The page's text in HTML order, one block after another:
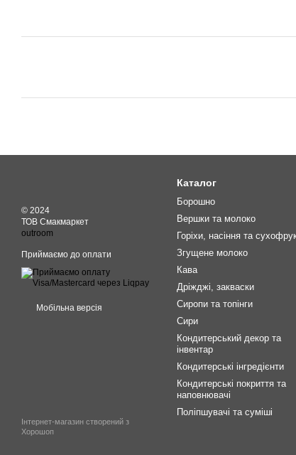
© 2024
ТОВ Смакмаркет
outroom
Приймаємо до оплати
Мобільна версія
Інтернет-магазин створений з
Хорошоп
Каталог
Борошно
Вершки та молоко
Горіхи, насіння та
Згущене молоко
Кава
Дріжджі, закваски
Сиропи та топінги
Сири
Кондитерський декор та
інвентар
Кондитерські інгредієнти
Кондитерські покриття та
наповнювачі
Поліпшувачі та суміші